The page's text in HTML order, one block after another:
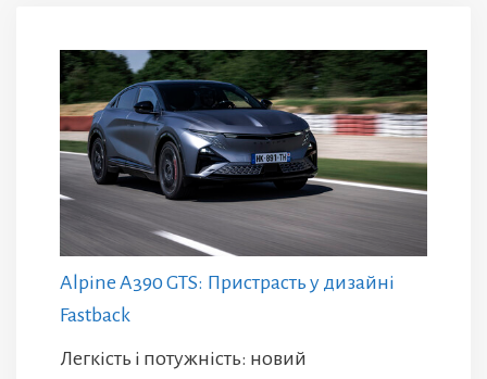
Alpine A390 GTS: Пристрасть у дизайні
Fastback
Легкість і потужність: новий